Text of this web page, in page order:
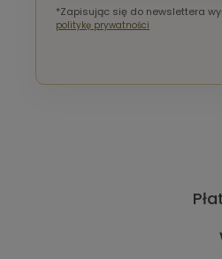
*Zapisując się do newslettera
politykę prywatności